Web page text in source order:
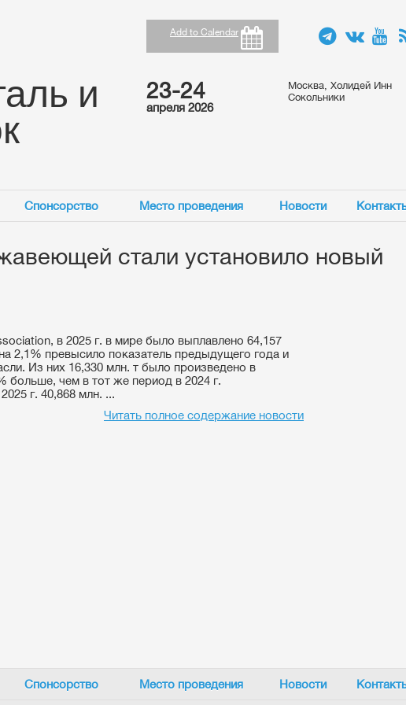
Add to Calendar
и 23-24
апреля 2026
Москва, Холидей Инн
Сокольники
Спонсорство Место проведения Новости
стали установило новый
в 2025 г. в мире было выплавлено 64,157
2,1% превысило показатель предыдущего года и
Из них 16,330 млн. т было произведено в
больше, чем в тот же период в 2024 г.
г. 40,868 млн. ...
Читать полное содержание новости
Спонсорство Место проведения Новости